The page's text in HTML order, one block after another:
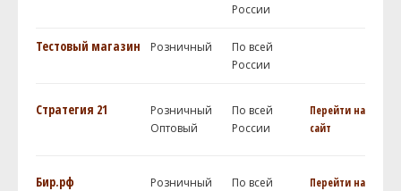
России
Тестовый магазин Розничный
По всей
России
Стратегия 21
Розничный
Оптовый
По всей
России
Перейти на
сайт
Бир.рф Розничный
По всей
Перейти на